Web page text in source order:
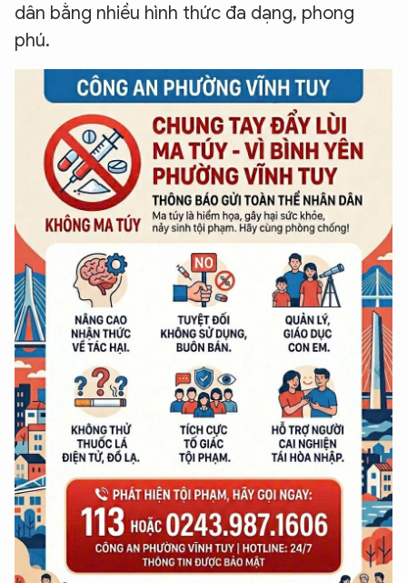
dân bằng nhiều hình thức đa dạng, phong
phú.